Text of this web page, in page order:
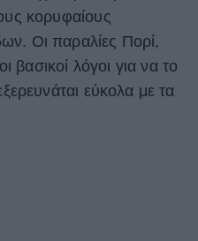
κορυφαίους
Οι παραλίες Πορί,
βασικοί λόγοι για να το
εύκολα με τα